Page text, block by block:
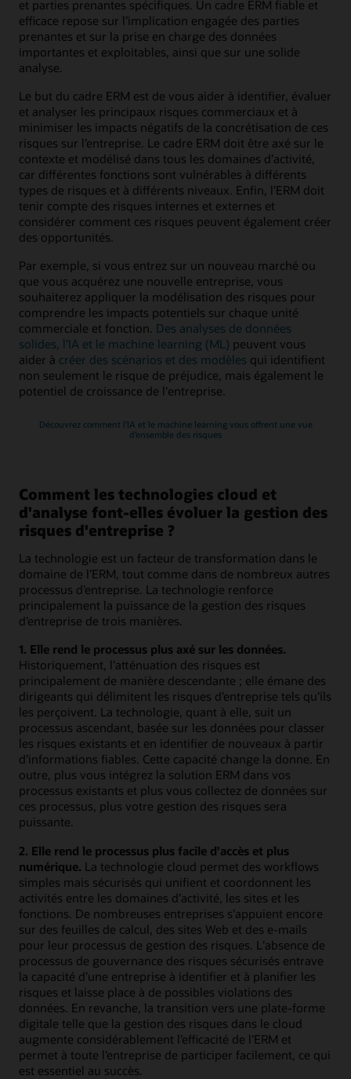
et parties prenantes spécifiques. Un cadre ERM fiable et
efficace repose sur l’implication engagée des parties
prenantes et sur la prise en charge des données
importantes et exploitables, ainsi que sur une solide
analyse.
Le but du cadre ERM est de vous aider à identifier, évaluer
et analyser les principaux risques commerciaux et à
minimiser les impacts négatifs de la concrétisation de ces
risques sur l’entreprise. Le cadre ERM doit être axé sur le
contexte et modélisé dans tous les domaines d’activité,
car différentes fonctions sont vulnérables à différents
types de risques et à différents niveaux. Enfin, l’ERM doit
tenir compte des risques internes et externes et
considérer comment ces risques peuvent également créer
des opportunités.
Par exemple, si vous entrez sur un nouveau marché ou
que vous acquérez une nouvelle entreprise, vous
souhaiterez appliquer la modélisation des risques pour
comprendre les impacts potentiels sur chaque unité
commerciale et fonction. Des analyses de données
solides, l’IA et le machine learning (ML) peuvent vous
aider à créer des scénarios et des modèles qui identifient
non seulement le risque de préjudice, mais également le
potentiel de croissance de l'entreprise.
Découvrez comment l’IA et le machine learning vous offrent une vue
d’ensemble des risques
Comment les technologies cloud et
d'analyse font-elles évoluer la gestion des
risques d'entreprise ?
La technologie est un facteur de transformation dans le
domaine de l’ERM, tout comme dans de nombreux autres
processus d’entreprise. La technologie renforce
principalement la puissance de la gestion des risques
d’entreprise de trois manières.
1. Elle rend le processus plus axé sur les données.
Historiquement, l’atténuation des risques est
principalement de manière descendante ; elle émane des
dirigeants qui délimitent les risques d’entreprise tels qu’ils
les perçoivent. La technologie, quant à elle, suit un
processus ascendant, basée sur les données pour classer
les risques existants et en identifier de nouveaux à partir
d’informations fiables. Cette capacité change la donne. En
outre, plus vous intégrez la solution ERM dans vos
processus existants et plus vous collectez de données sur
ces processus, plus votre gestion des risques sera
puissante.
2. Elle rend le processus plus facile d'accès et plus
numérique. La technologie cloud permet des workflows
simples mais sécurisés qui unifient et coordonnent les
activités entre les domaines d’activité, les sites et les
fonctions. De nombreuses entreprises s’appuient encore
sur des feuilles de calcul, des sites Web et des e-mails
pour leur processus de gestion des risques. L’absence de
processus de gouvernance des risques sécurisés entrave
la capacité d’une entreprise à identifier et à planifier les
risques et laisse place à de possibles violations des
données. En revanche, la transition vers une plate-forme
digitale telle que la gestion des risques dans le cloud
augmente considérablement l’efficacité de l'ERM et
permet à toute l’entreprise de participer facilement, ce qui
est essentiel au succès.